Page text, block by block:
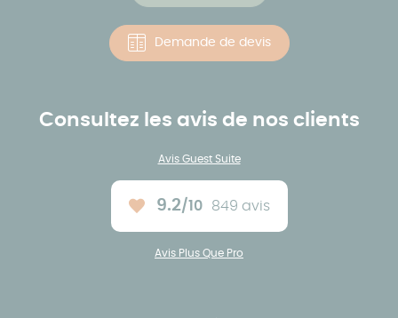
Demande de devis
Consultez les avis de nos clients
Avis Guest Suite
Note moyenne :
9.2/10 849 avis
Avis Plus Que Pro